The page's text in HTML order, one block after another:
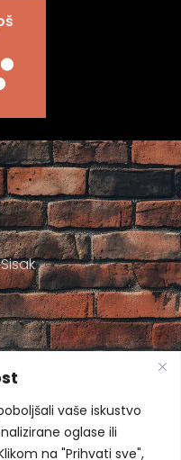
vaše iskustvo
oglase ili
na "Prihvati sve",